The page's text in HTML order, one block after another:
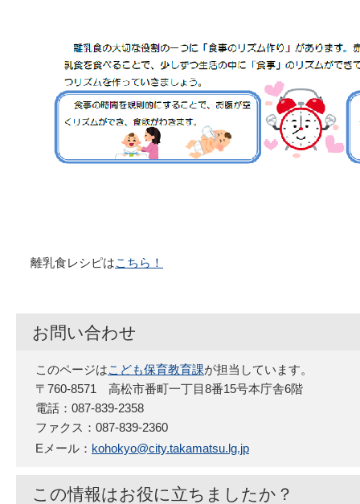
離乳食レシピはこちら！
お問い合わせ
このページはこども保育教育課が担当しています。
〒760-8571 高松市番町一丁目8番15号本庁舎6階
電話：087-839-2358
ファクス：087-839-2360
Eメール： kohokyo@city.takamatsu.lg.jp
この情報はお役に立ちましたか？